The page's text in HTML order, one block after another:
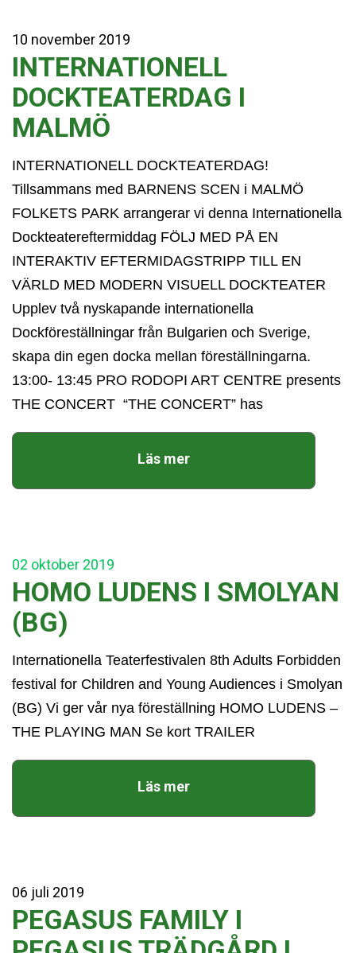
10 november 2019
INTERNATIONELL
DOCKTEATERDAG I
MALMÖ
INTERNATIONELL DOCKTEATERDAG!
Tillsammans med BARNENS SCEN i MALMÖ
FOLKETS PARK arrangerar vi denna Internationella
Dockteatereftermiddag FÖLJ MED PÅ EN
INTERAKTIV EFTERMIDAGSTRIPP TILL EN
VÄRLD MED MODERN VISUELL DOCKTEATER
Upplev två nyskapande internationella
Dockföreställningar från Bulgarien och Sverige,
skapa din egen docka mellan föreställningarna.
13:00- 13:45 PRO RODOPI ART CENTRE presents
THE CONCERT “THE CONCERT” has
Läs mer
02 oktober 2019
HOMO LUDENS I SMOLYAN
(BG)
Internationella Teaterfestivalen 8th Adults Forbidden
festival for Children and Young Audiences i Smolyan
(BG) Vi ger vår nya föreställning HOMO LUDENS –
THE PLAYING MAN Se kort TRAILER
Läs mer
06 juli 2019
PEGASUS FAMILY I